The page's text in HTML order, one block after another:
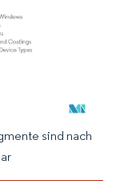
Namensnennung
sind nach